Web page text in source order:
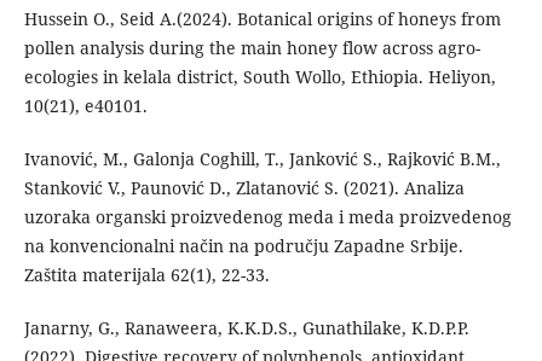
Hussein O., Seid A.(2024). Botanical origins of honeys from
pollen analysis during the main honey flow across agro-
ecologies in kelala district, South Wollo, Ethiopia. Heliyon,
10(21), e40101.
Ivanović, M., Galonja Coghill, T., Janković S., Rajković B.M.,
Stanković V., Paunović D., Zlatanović S. (2021). Analiza
uzoraka organski proizvedenog meda i meda proizvedenog
na konvencionalni način na području Zapadne Srbije.
Zaštita materijala 62(1), 22-33.
Janarny, G., Ranaweera, K.K.D.S., Gunathilake, K.D.P.P.